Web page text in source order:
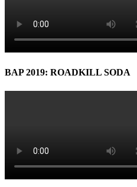
BAP 2019: ROADKILL SODA